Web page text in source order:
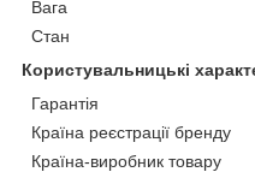
Вага
Стан
Користувальницькі
Гарантія
Країна реєстрації бренду
Країна-виробник товару